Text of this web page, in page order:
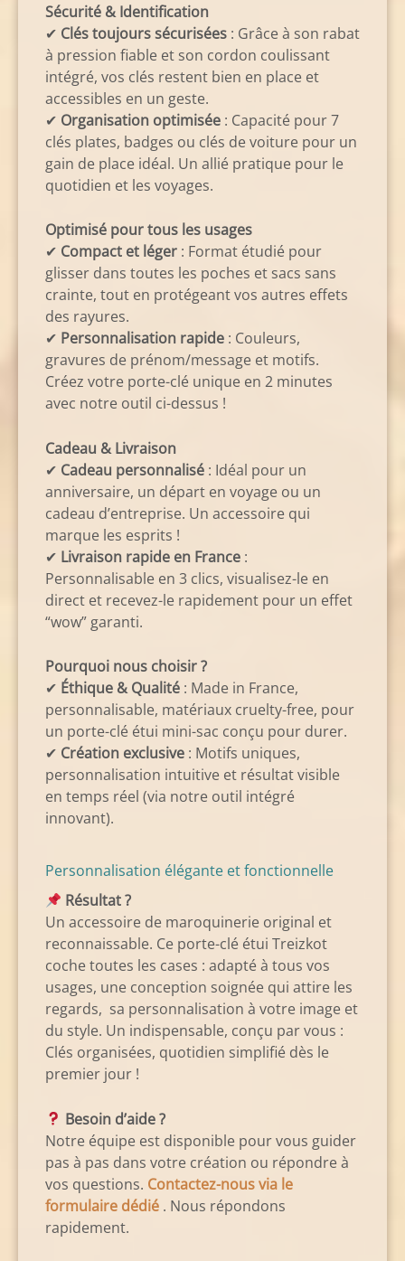
Sécurité & Identification
✔ Clés toujours sécurisées : Grâce à son rabat
à pression fiable et son cordon coulissant
intégré, vos clés restent bien en place et
accessibles en un geste.
✔ Organisation optimisée : Capacité pour 7
clés plates, badges ou clés de voiture pour un
gain de place idéal. Un allié pratique pour le
quotidien et les voyages.
Optimisé pour tous les usages
✔ Compact et léger : Format étudié pour
glisser dans toutes les poches et sacs sans
crainte, tout en protégeant vos autres effets
des rayures.
✔ Personnalisation rapide : Couleurs,
gravures de prénom/message et motifs.
Créez votre porte-clé unique en 2 minutes
avec notre outil ci-dessus !
Cadeau & Livraison
✔ Cadeau personnalisé : Idéal pour un
anniversaire, un départ en voyage ou un
cadeau d’entreprise. Un accessoire qui
marque les esprits !
✔ Livraison rapide en France :
Personnalisable en 3 clics, visualisez-le en
direct et recevez-le rapidement pour un effet
“wow” garanti.
Pourquoi nous choisir ?
✔ Éthique & Qualité : Made in France,
personnalisable, matériaux cruelty-free, pour
un porte-clé étui mini-sac conçu pour durer.
✔ Création exclusive : Motifs uniques,
personnalisation intuitive et résultat visible
en temps réel (via notre outil intégré
innovant).
Personnalisation élégante et fonctionnelle
Résultat ?
Un accessoire de maroquinerie original et
reconnaissable. Ce porte-clé étui Treizkot
coche toutes les cases : adapté à tous vos
usages, une conception soignée qui attire les
regards, sa personnalisation à votre image et
du style. Un indispensable, conçu par vous :
Clés organisées, quotidien simplifié dès le
premier jour !
Besoin d’aide ?
Notre équipe est disponible pour vous guider
pas à pas dans votre création ou répondre à
vos questions. Contactez-nous via le
formulaire dédié . Nous répondons
rapidement.